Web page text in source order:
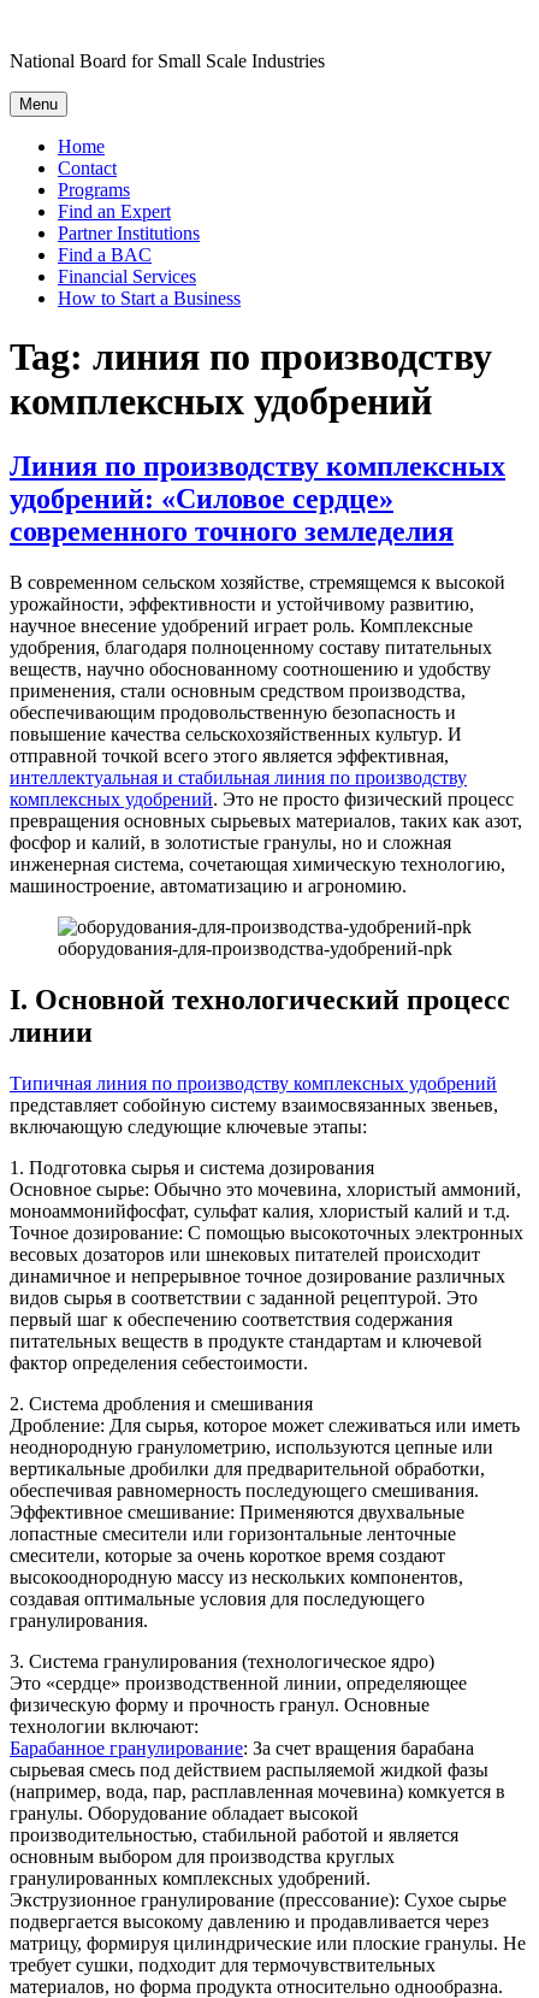
content
National Board for Small Scale Industries
Menu
Home
Contact
Programs
Find an Expert
Partner Institutions
Find a BAC
Financial Services
How to Start a Business
Tag: линия по производству
комплексных удобрений
Линия по производству комплексных
удобрений: «Силовое сердце»
современного точного земледелия
В современном сельском хозяйстве, стремящемся к высокой
урожайности, эффективности и устойчивому развитию,
научное внесение удобрений играет роль. Комплексные
удобрения, благодаря полноценному составу питательных
веществ, научно обоснованному соотношению и удобству
применения, стали основным средством производства,
обеспечивающим продовольственную безопасность и
повышение качества сельскохозяйственных культур. И
отправной точкой всего этого является эффективная,
интеллектуальная и стабильная линия по производству
комплексных удобрений. Это не просто физический процесс
превращения основных сырьевых материалов, таких как азот,
фосфор и калий, в золотистые гранулы, но и сложная
инженерная система, сочетающая химическую технологию,
машиностроение, автоматизацию и агрономию.
оборудования-для-производства-удобрений-npk
I. Основной технологический процесс
линии
Типичная линия по производству комплексных удобрений
представляет собойную систему взаимосвязанных звеньев,
включающую следующие ключевые этапы:
1. Подготовка сырья и система дозирования
Основное сырье: Обычно это мочевина, хлористый аммоний,
моноаммонийфосфат, сульфат калия, хлористый калий и т.д.
Точное дозирование: С помощью высокоточных электронных
весовых дозаторов или шнековых питателей происходит
динамичное и непрерывное точное дозирование различных
видов сырья в соответствии с заданной рецептурой. Это
первый шаг к обеспечению соответствия содержания
питательных веществ в продукте стандартам и ключевой
фактор определения себестоимости.
2. Система дробления и смешивания
Дробление: Для сырья, которое может слеживаться или иметь
неоднородную гранулометрию, используются цепные или
вертикальные дробилки для предварительной обработки,
обеспечивая равномерность последующего смешивания.
Эффективное смешивание: Применяются двухвальные
лопастные смесители или горизонтальные ленточные
смесители, которые за очень короткое время создают
высокооднородную массу из нескольких компонентов,
создавая оптимальные условия для последующего
гранулирования.
3. Система гранулирования (технологическое ядро)
Это «сердце» производственной линии, определяющее
физическую форму и прочность гранул. Основные
технологии включают:
Барабанное гранулирование: За счет вращения барабана
сырьевая смесь под действием распыляемой жидкой фазы
(например, вода, пар, расплавленная мочевина) комкуется в
гранулы. Оборудование обладает высокой
производительностью, стабильной работой и является
основным выбором для производства круглых
гранулированных комплексных удобрений.
Экструзионное гранулирование (прессование): Сухое сырье
подвергается высокому давлению и продавливается через
матрицу, формируя цилиндрические или плоские гранулы. Не
требует сушки, подходит для термочувствительных
материалов, но форма продукта относительно однообразна.